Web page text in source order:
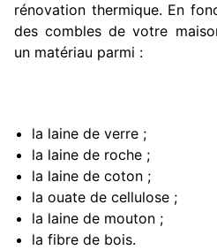
rénovation thermique. En
des combles de votre
un matériau parmi :
la laine de verre ;
la laine de roche ;
la laine de coton ;
la ouate de cellulose ;
la laine de mouton ;
la fibre de bois.